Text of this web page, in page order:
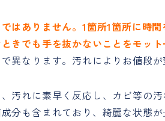
はありません。 1箇所1箇所に時間
きでも手を抜かないことをモット
異なります。汚れによりお値段が
汚れに素早く反応し、カビ等の
分も含まれており、綺麗な状態